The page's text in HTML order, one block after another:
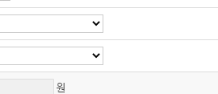
원